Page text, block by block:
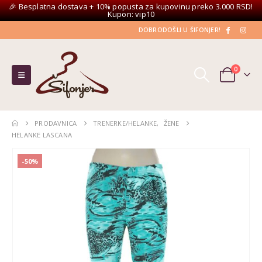
🎉 Besplatna dostava + 10% popusta za kupovinu preko 3.000 RSD!
Kupon: vip10
DOBRODOŠLI U ŠIFONJER!
0
PRODAVNICA TRENERKE/HELANKE,
ŽENE
HELANKE LASCANA
-50%